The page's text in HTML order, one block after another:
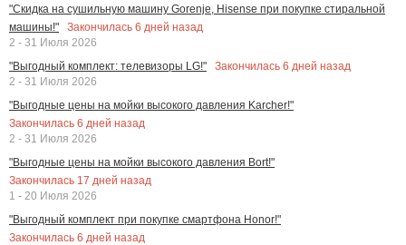
"Скидка на сушильную машину Gorenje, Hisense при покупке стиральной
машины!"
Закончилась 6 дней назад
2 - 31 Июля 2026
"Выгодный комплект: телевизоры LG!"
Закончилась 6 дней назад
2 - 31 Июля 2026
"Выгодные цены на мойки высокого давления Karcher!"
Закончилась 6 дней назад
2 - 31 Июля 2026
"Выгодные цены на мойки высокого давления Bort!"
Закончилась 17 дней назад
1 - 20 Июля 2026
"Выгодный комплект при покупке смартфона Honor!"
Закончилась 6 дней назад